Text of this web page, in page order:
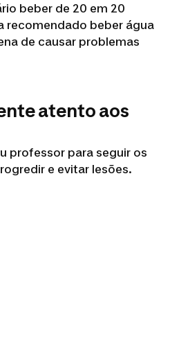
beber de 20 em 20
recomendado beber água
de causar problemas
atento aos
professor para seguir os
e evitar lesões.